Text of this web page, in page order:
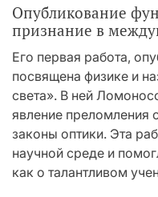
Опубликование
признание в
Его первая работа,
посвящена физике и
света». В ней
явление преломления
законы оптики. Эта
научной среде и
как о талантливом